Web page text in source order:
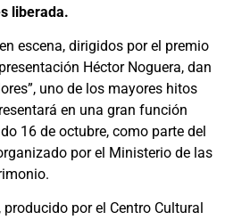
liberada.
escena, dirigidos por el premio
Héctor Noguera, dan
uno de los mayores hitos
en una gran función
16 de octubre, como parte del
por el Ministerio de las
por el Centro Cultural